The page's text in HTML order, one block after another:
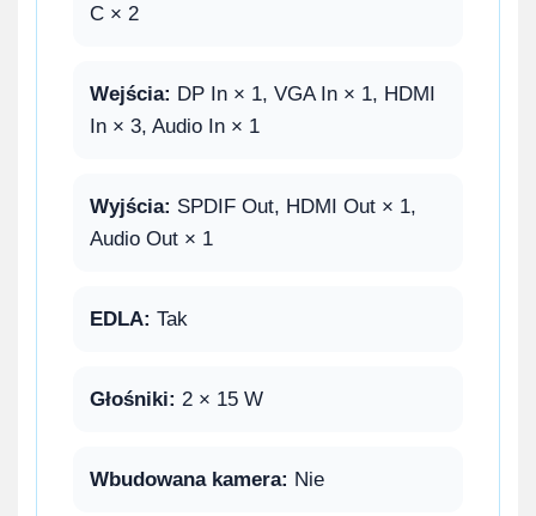
C × 2
Wejścia: DP In × 1, VGA In × 1, HDMI
In × 3, Audio In × 1
Wyjścia: SPDIF Out, HDMI Out × 1,
Audio Out × 1
EDLA: Tak
Głośniki: 2 × 15 W
Wbudowana kamera: Nie